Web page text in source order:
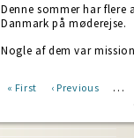
Denne sommer har flere
Danmark på møderejse.
Nogle af dem var
First
« First
Previous
‹ Previous …